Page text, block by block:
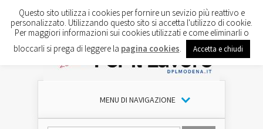
MENU DI NAVIGAZIONE
Questo sito utilizza i cookies per fornire un sevizio più reattivo e
personalizzato. Utilizzando questo sito si accetta l'utilizzo di cookie.
Per maggiori informazioni sui cookies utilizzati e come eliminarli o
bloccarli si prega di leggere la pagina cookies Accetta e chiudi